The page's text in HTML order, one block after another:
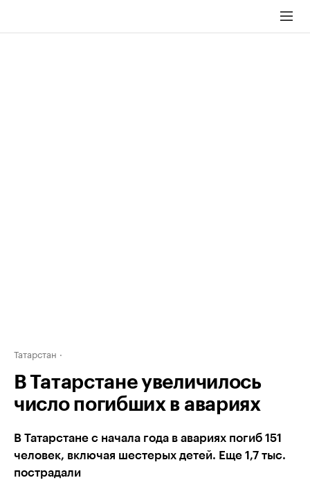
Татарстан
В Татарстане увеличилось
число погибших в авариях
В Татарстане с начала года в авариях погиб 151
человек, включая шестерых детей. Еще 1,7 тыс.
пострадали